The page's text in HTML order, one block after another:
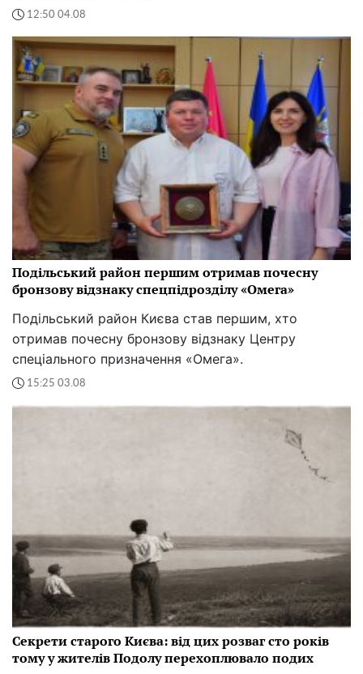
12:50 04.08
Подільський район першим отримав почесну
бронзову відзнаку спецпідрозділу «Омега»
Подільський район Києва став першим, хто
отримав почесну бронзову відзнаку Центру
спеціального призначення «Омега».
15:25 03.08
Секрети старого Києва: від цих розваг сто років
тому у жителів Подолу перехоплювало подих